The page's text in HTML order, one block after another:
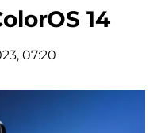
14
07:20